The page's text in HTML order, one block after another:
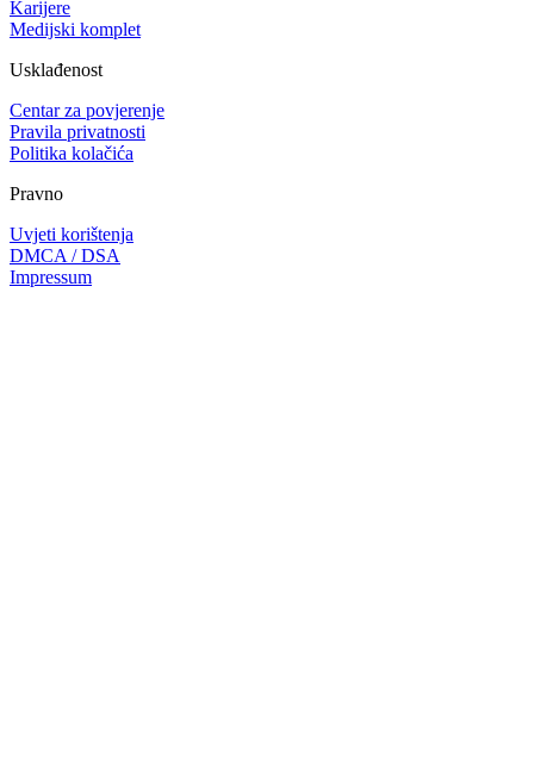
Karijere
Medijski komplet
Usklađenost
Centar za povjerenje
Pravila privatnosti
Politika kolačića
Pravno
Uvjeti korištenja
DMCA / DSA
Impressum